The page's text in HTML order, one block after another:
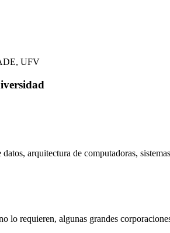
UFV
arquitectura de computadoras,
lo requieren, algunas grandes